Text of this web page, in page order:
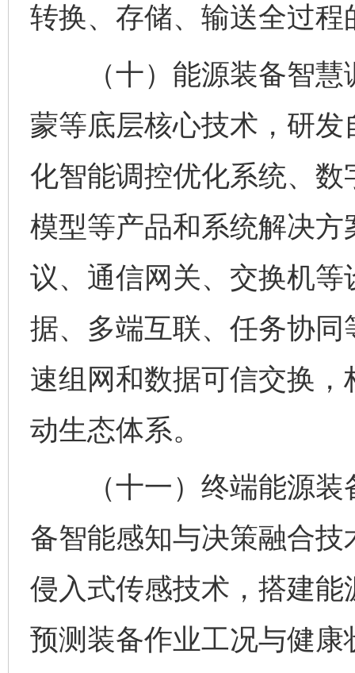
转换、存储、输送全过
（十）能源装备智慧
蒙等底层核心技术，研
化智能调控优化系统、
模型等产品和系统解决
议、通信网关、交换机
据、多端互联、任务协
速组网和数据可信交换
动生态体系。
（十一）终端能源装
备智能感知与决策融合
侵入式传感技术，搭建
预测装备作业工况与健